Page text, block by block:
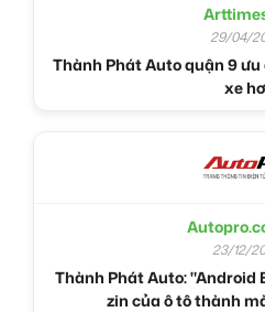
29/04/
Thành Phát Auto quận 9
xe
23/12/
Thành Phát Auto: "Android
zin của ô tô thành